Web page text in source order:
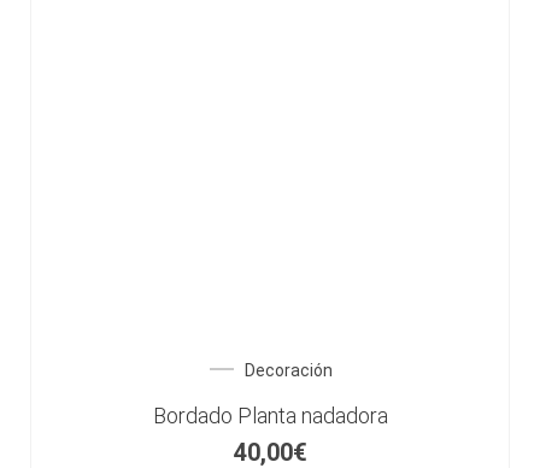
Decoración
Bordado Planta nadadora
40,00€